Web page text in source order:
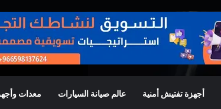
أجهزة تفتيش أمنية عالم صيانة السيارات معدات